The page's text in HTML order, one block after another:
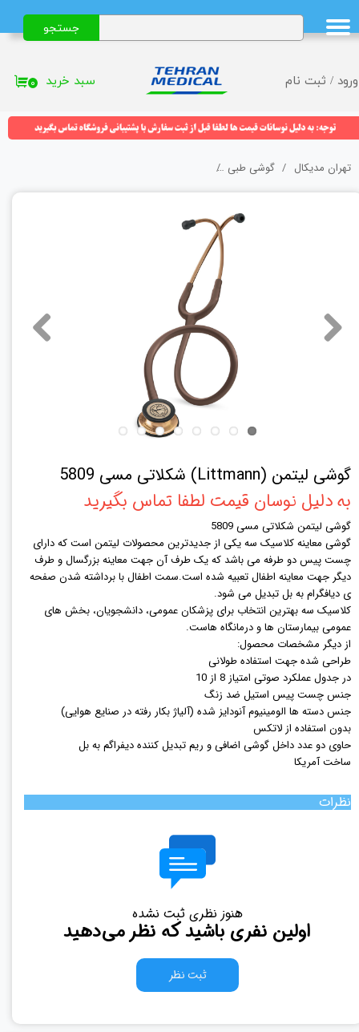
ورود / ثبت نام
حساب کاربری من
تغییر گذر واژه
خروج از حساب کاربری
جستجو
۰ سبد خرید
تهران مدیکال گوشی طبی
گوشی لیتمن (Littmann) شکلاتی مسی 5809
به دلیل نوسان قیمت لطفا تماس بگیرید
گوشی لیتمن شکلاتی مسی 5809
گوشی معاینه کلاسیک سه یکی از جدیدترین محصولات لیتمن است که دارای
چست پیس دو طرفه می باشد که یک طرف آن جهت معاینه بزرگسال و طرف
دیگر جهت معاینه اطفال تعبیه شده است.سمت اطفال با برداشته شدن صفحه
ی دیافگرام به بل تبدیل می شود.
کلاسیک سه بهترین انتخاب برای پزشکان عمومی، دانشجویان، بخش های
عمومی بیمارستان ها و درمانگاه هاست.
از دیگر مشخصات محصول:
طراحی شده جهت استفاده طولانی
در جدول عملکرد صوتی امتیاز 8 از 10
جنس چست پیس استیل ضد زنگ
جنس دسته ها الومینیوم آنودایز شده (آلیاژ بکار رفته در صنایع هوایی)
بدون استفاده از لاتکس
حاوی دو عدد داخل گوشی اضافی و ریم تبدیل کننده دیفراگم به بل
ساخت آمریکا
نظرات
هنوز نظری ثبت نشده
اولین نفری باشید که نظر می‌دهید
ثبت نظر